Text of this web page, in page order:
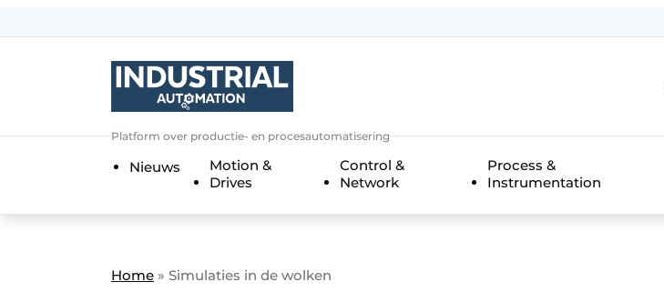
Algemene voorwaarden
Contact
Direct contact
Evenement aanmelden
Platform over productie- en procesautomatisering
Nieuws
Motion &
Drives
Control &
Network
Process &
Instrumentation
Home » Simulaties in de wolken